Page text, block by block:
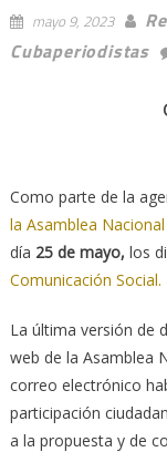
mayo 9, 2023
Cubaperiodistas
Como parte de la
la Asamblea
día 25 de mayo, los
Comunicación Social.
La última versión de
web de la Asamblea
correo electrónico
participación
a la propuesta y de